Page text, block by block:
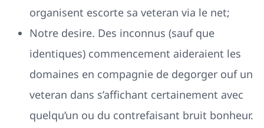
organisent escorte sa veteran via le net;
Notre desire. Des inconnus (sauf que
identiques) commencement aideraient les
domaines en compagnie de degorger ouf un
veteran dans s’affichant certainement avec
quelqu’un ou du contrefaisant bruit bonheur.